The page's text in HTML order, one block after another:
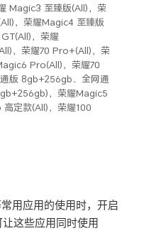
Magic3 至臻版(All)，荣
，荣耀Magic4 至臻版
，荣耀
，荣耀70 Pro+(All)，荣
Pro(All)，荣耀70
版 8gb+256gb、全网通
，荣耀Magic5
定款(All)，荣耀100
用应用的使用时，开启
这些应用同时使用